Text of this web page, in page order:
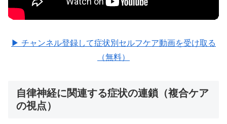
▶ チャンネル登録して症状別セルフケア動画を受け取る
（無料）
自律神経に関連する症状の連鎖（複合ケア
の視点）